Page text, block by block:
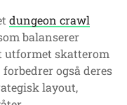
dungeon crawl
balanserer
utformet skatterom
også deres
layout,